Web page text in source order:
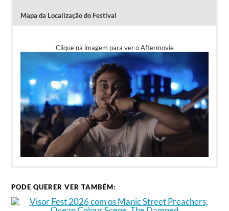
Mapa da Localização do Festival
Clique na imagem para ver o Aftermovie
euros com campismo.
PODE QUERER VER TAMBÉM: